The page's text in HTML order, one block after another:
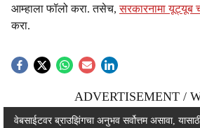
आम्हाला फॉलो करा. तसेच,सरकारनामा यूट्यूब
करा.
ADVERTISEMENT /
ADVERTISEMENT /
वेबसाईटवर ब्राउझिंगचा अनुभव सर्वोत्तम असावा,